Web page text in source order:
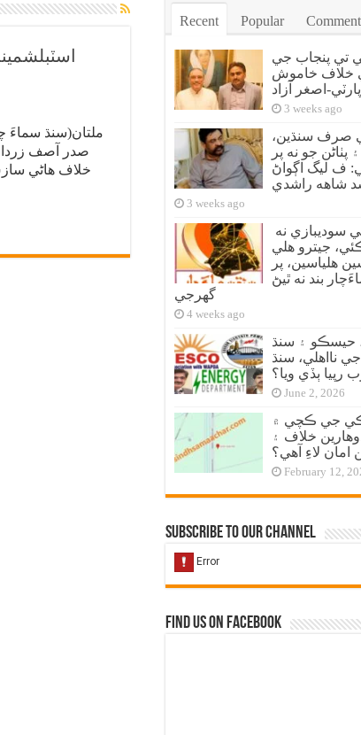
ملتان(سنڌ سماءَ
صدر آصف
خلاف هاڻي
Recent Popular
تي پنجاب جي
خلاف خاموش
اصغر آزاد
3 weeks ago
صرف سنڌين،
پٺاڻن جو نه پر
ف ليگ اڳواڻ
شاهه راشدي
3 weeks ago
جيترو هلي
هلياسين، پر
بند نه ٿيڻ
گهرجي
4 weeks ago
حيسڪو ۽ سنڌ
نااهلي، سنڌ
June 2, 2026
جي ڪچي ۾
خلاف ۽
امان لاءِ آهي؟
February 12,
Subscribe to our Channel
Find us on Facebook